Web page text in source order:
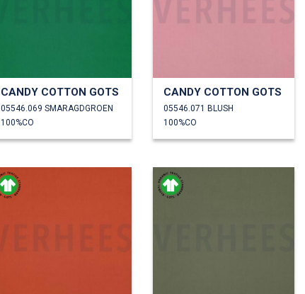
CANDY COTTON GOTS
05546.069 SMARAGDGROEN
100%CO
CANDY COTTON GOTS
05546.071 BLUSH
100%CO